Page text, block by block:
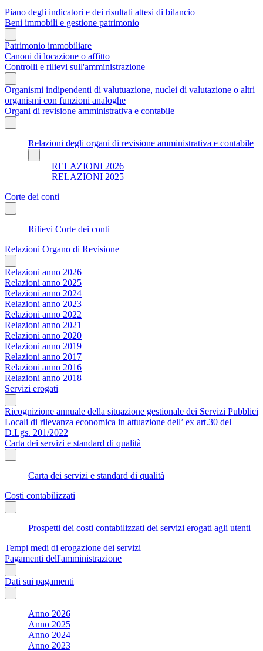
Piano degli indicatori e dei risultati attesi di bilancio
Beni immobili e gestione patrimonio
Patrimonio immobiliare
Canoni di locazione o affitto
Controlli e rilievi sull'amministrazione
Organismi indipendenti di valutuazione, nuclei di valutazione o altri
organismi con funzioni analoghe
Organi di revisione amministrativa e contabile
Relazioni degli organi di revisione amministrativa e contabile
RELAZIONI 2026
RELAZIONI 2025
Corte dei conti
Rilievi Corte dei conti
Relazioni Organo di Revisione
Relazioni anno 2026
Relazioni anno 2025
Relazioni anno 2024
Relazioni anno 2023
Relazioni anno 2022
Relazioni anno 2021
Relazioni anno 2020
Relazioni anno 2019
Relazioni anno 2017
Relazioni anno 2016
Relazioni anno 2018
Servizi erogati
Ricognizione annuale della situazione gestionale dei Servizi Pubblici
Locali di rilevanza economica in attuazione dell’ ex art.30 del
D.Lgs. 201/2022
Carta dei servizi e standard di qualità
Carta dei servizi e standard di qualità
Costi contabilizzati
Prospetti dei costi contabilizzati dei servizi erogati agli utenti
Tempi medi di erogazione dei servizi
Pagamenti dell'amministrazione
Dati sui pagamenti
Anno 2026
Anno 2025
Anno 2024
Anno 2023